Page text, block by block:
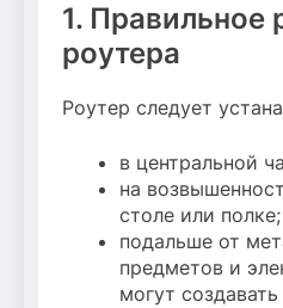
1. Правильное
роутера
Роутер следует
в центральной
на
столе или полке;
подальше от
предметов и
могут